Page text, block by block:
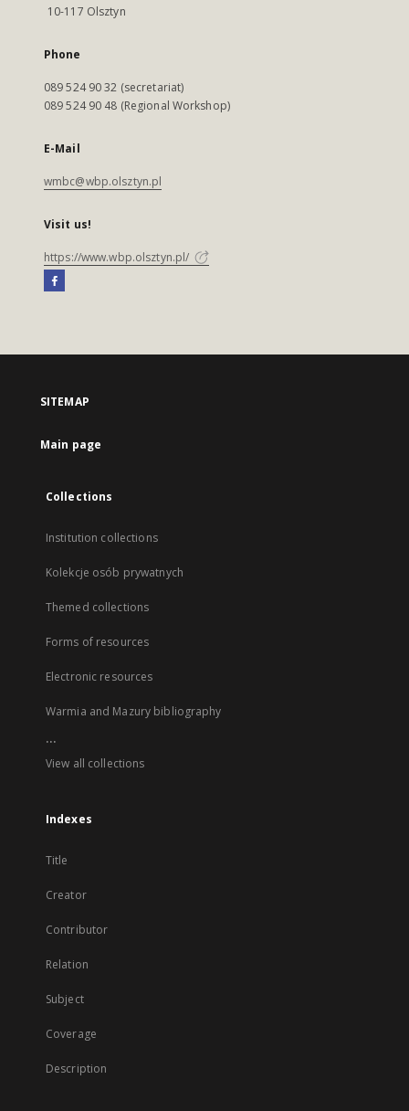
10-117 Olsztyn
Phone
089 524 90 32 (secretariat)
089 524 90 48 (Regional Workshop)
E-Mail
wmbc@wbp.olsztyn.pl
Visit us!
https://www.wbp.olsztyn.pl/
SITEMAP
Main page
Collections
Institution collections
Kolekcje osób prywatnych
Themed collections
Forms of resources
Electronic resources
Warmia and Mazury bibliography
...
View all collections
Indexes
Title
Creator
Contributor
Relation
Subject
Coverage
Description